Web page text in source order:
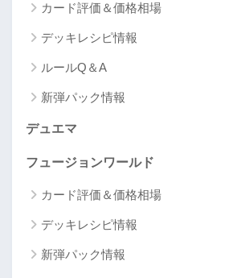
カード評価＆価格相場
デッキレシピ情報
ルールQ＆A
新弾パック情報
デュエマ
フュージョンワールド
カード評価＆価格相場
デッキレシピ情報
新弾パック情報